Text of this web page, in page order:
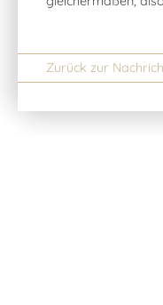
Zurück zur